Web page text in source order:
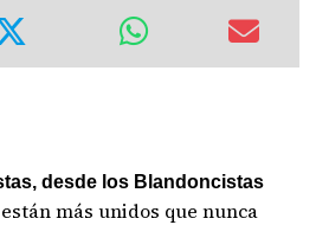
desde los Blandoncistas
están más unidos que nunca